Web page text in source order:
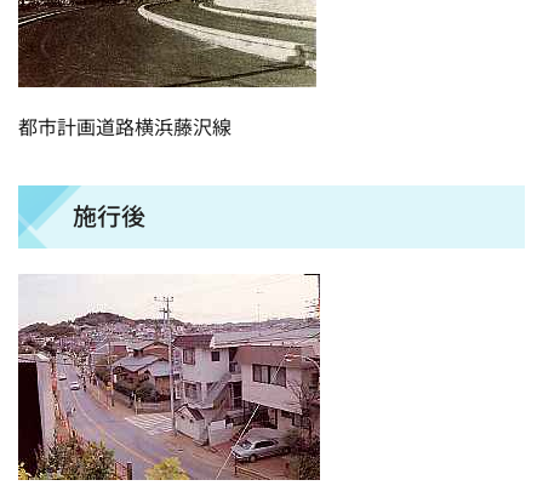
都市計画道路横浜藤沢線
施行後